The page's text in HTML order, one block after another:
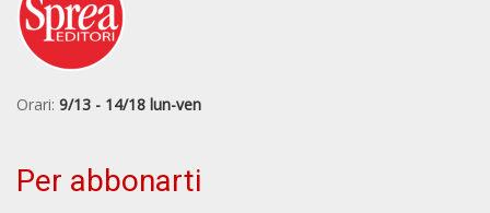
Orari: 9/13 - 14/18 lun-ven
Per abbonarti